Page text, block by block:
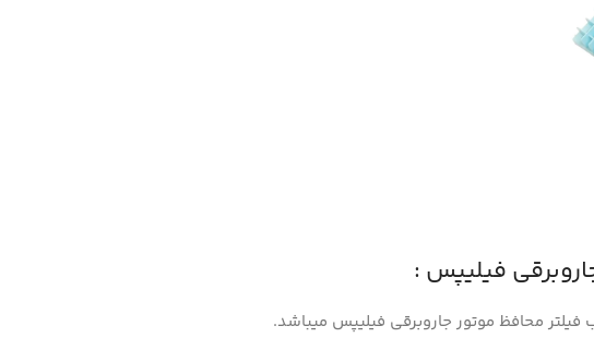
فیلیپس :
فیلتر محافظ موتور جاروبرقی فیلیپس میباشد.